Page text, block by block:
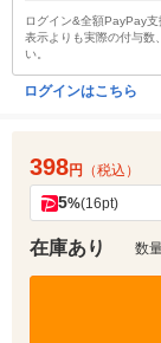
ログイン&全額PayPay
表示よりも実際の付与数
い。
ログインはこちら
398円 （税込）
5%(16pt)
在庫あり 数